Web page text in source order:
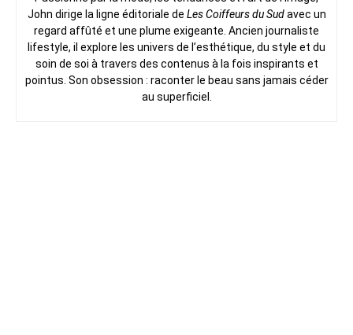
John dirige la ligne éditoriale de Les Coiffeurs du Sudavec un
regard affûté et une plume exigeante. Ancien journaliste
lifestyle, il explore les univers de l’esthétique, du style et du
soin de soi à travers des contenus à la fois inspirants et
pointus. Son obsession : raconter le beau sans jamais céder
au superficiel.